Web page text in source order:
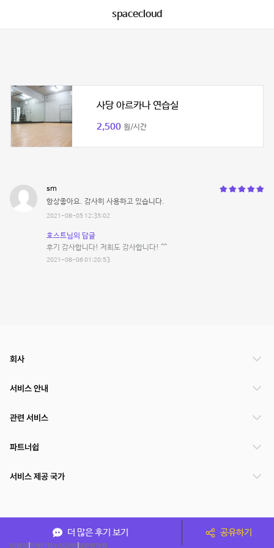
spacecloud
사당 아르카나 연습실
2,500 원/시간
sm
항상좋아요. 감사히 사용하고 있습니다.
2021-08-05 12:35:02
호스트님의 답글
후기 감사합니다! 저희도 감사합니다! ^^
2021-08-06 01:20:53
더 많은 후기 보기 공유하기
회사
서비스 안내
관련 서비스
파트너쉽
서비스 제공 국가
이용약관개인정보처리방침운영정책